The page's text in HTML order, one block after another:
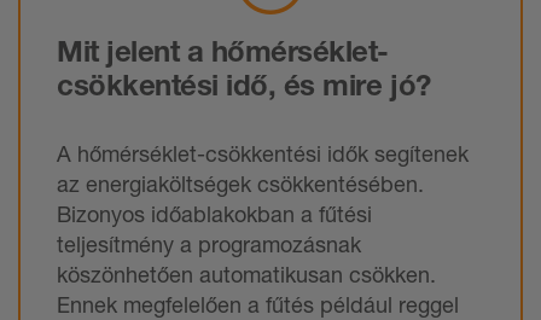
Mit jelent a hőmérséklet-
csökkentési idő, és mire jó?
A hőmérséklet-csökkentési idők segítenek
az energiaköltségek csökkentésében.
Bizonyos időablakokban a fűtési
teljesítmény a programozásnak
köszönhetően automatikusan csökken.
Ennek megfelelően a fűtés például reggel